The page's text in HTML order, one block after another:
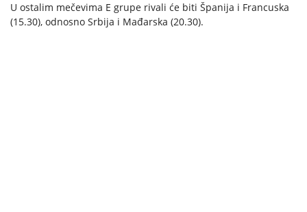
U ostalim mečevima E grupe rivali će biti Španija i Francuska
(15.30), odnosno Srbija i Mađarska (20.30).